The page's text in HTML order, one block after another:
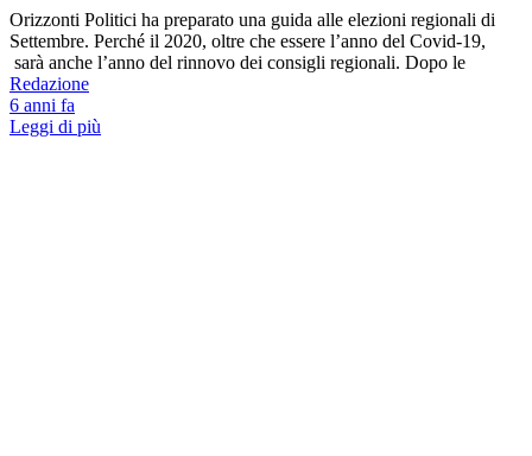
Orizzonti Politici ha preparato una guida alle elezioni regionali di
Settembre. Perché il 2020, oltre che essere l’anno del Covid-19,
sarà anche l’anno del rinnovo dei consigli regionali. Dopo le
Redazione
6 anni fa
Leggi di più